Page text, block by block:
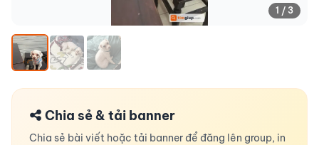
1 / 3
Chia sẻ & tải banner
Chia sẻ bài viết hoặc tải banner để đăng lên group, in